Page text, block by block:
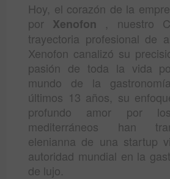
Hoy, el corazón de la
por Xenofon , nuestro
trayectoria profesional de
Xenofon canalizó su
pasión de toda la vida
mundo de la
últimos 13 años, su
profundo amor por los
mediterráneos han
elenianna de una startup
autoridad mundial en la
de lujo.